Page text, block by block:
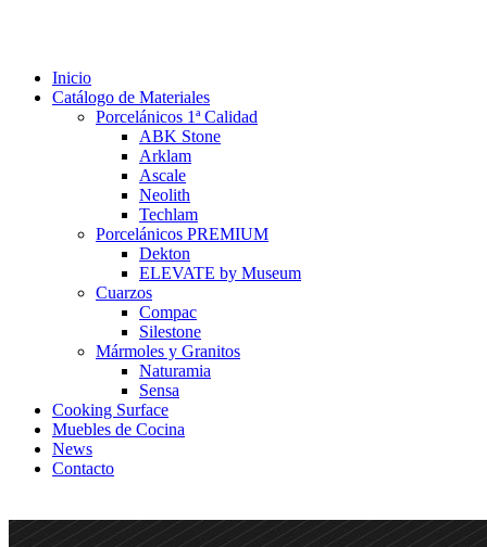
Inicio
Catálogo de Materiales
Porcelánicos 1ª Calidad
ABK Stone
Arklam
Ascale
Neolith
Techlam
Porcelánicos PREMIUM
Dekton
ELEVATE by Museum
Cuarzos
Compac
Silestone
Mármoles y Granitos
Naturamia
Sensa
Cooking Surface
Muebles de Cocina
News
Contacto